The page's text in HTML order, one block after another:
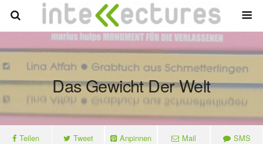
Das Gewicht Der Welt
Teilen Tweet Anpinnen Mail SMS